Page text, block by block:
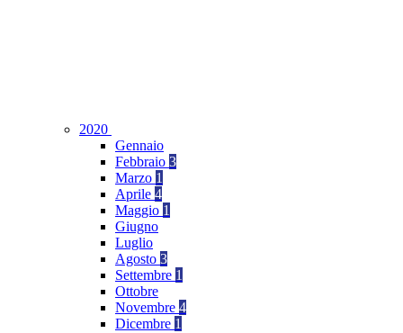
2020
Gennaio
Febbraio 3
Marzo 1
Aprile 4
Maggio 1
Giugno
Luglio
Agosto 3
Settembre 1
Ottobre
Novembre 4
Dicembre 1